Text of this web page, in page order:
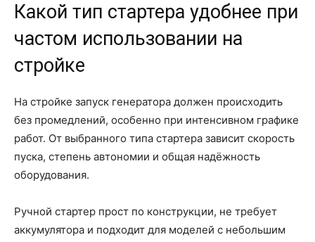
Какой тип стартера удобнее при
частом использовании на
стройке
На стройке запуск генератора должен происходить
без промедлений, особенно при интенсивном графике
работ. От выбранного типа стартера зависит скорость
пуска, степень автономии и общая надёжность
оборудования.
Ручной стартер прост по конструкции, не требует
аккумулятора и подходит для моделей с небольшим